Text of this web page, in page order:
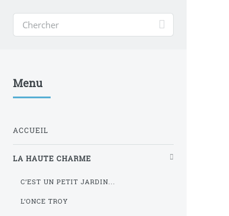
Menu
ACCUEIL
LA HAUTE CHARME
C’EST UN PETIT JARDIN...
L’ONCE TROY